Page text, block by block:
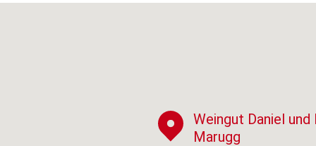
Weingut Daniel und
Marugg